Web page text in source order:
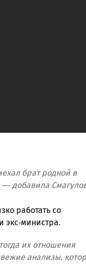
брат родной в
— добавила
работать со
экс-министра.
их отношения
анализы,